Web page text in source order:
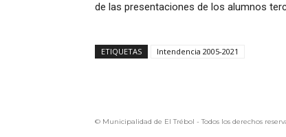
de las presentaciones de los alumnos
ETIQUETAS Intendencia 2005-2021
© Municipalidad de El Trébol - Todos los derechos